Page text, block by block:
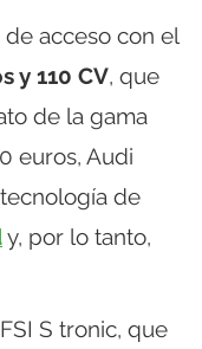
acceso con el
y 110 CV, que
de la gama
euros, Audi
de
y, por lo tanto,
S tronic, que